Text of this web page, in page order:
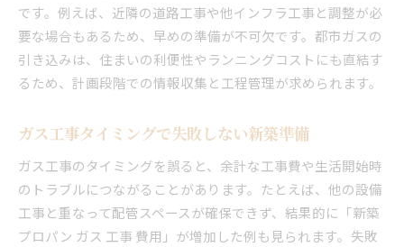
です。例えば、近隣の道路工事や他インフラ工事と調整が必
要な場合もあるため、早めの準備が不可欠です。都市ガスの
引き込みは、住まいの利便性やランニングコストにも直結す
るため、計画段階での情報収集と工程管理が求められます。
ガス工事タイミングで失敗しない新築準備
ガス工事のタイミングを誤ると、余計な工事費や生活開始時
のトラブルにつながることがあります。たとえば、他の設備
工事と重なって配管スペースが確保できず、結果的に「新築
プロパン ガス 工事 費用」が増加した例も見られます。失敗